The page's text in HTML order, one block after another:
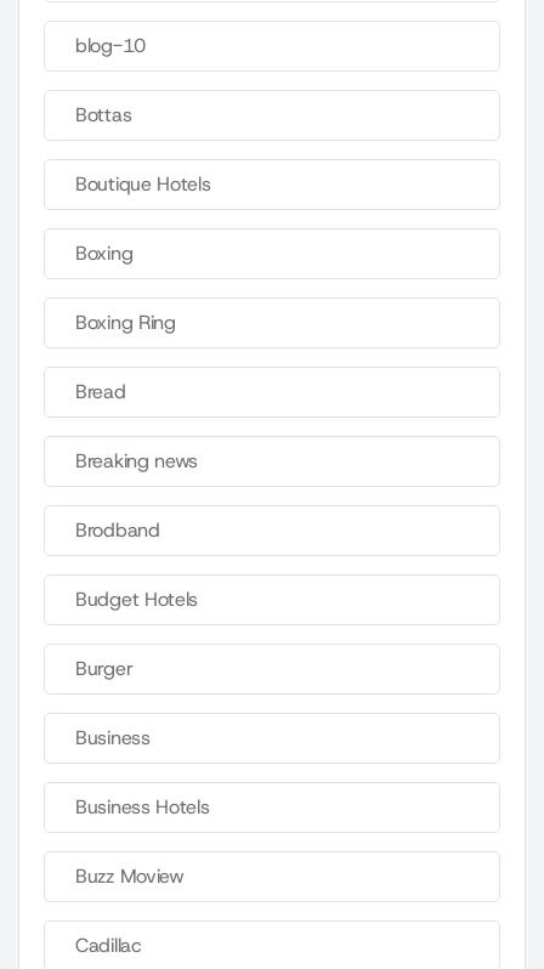
blog-10
Bottas
Boutique Hotels
Boxing
Boxing Ring
Bread
Breaking news
Brodband
Budget Hotels
Burger
Business
Business Hotels
Buzz Moview
Cadillac